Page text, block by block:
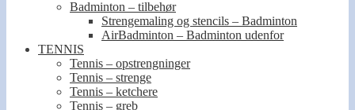
Badminton – tilbehør
Strengemaling og stencils – Badminton
AirBadminton – Badminton udenfor
TENNIS
Tennis – opstrengninger
Tennis – strenge
Tennis – ketchere
Tennis – greb